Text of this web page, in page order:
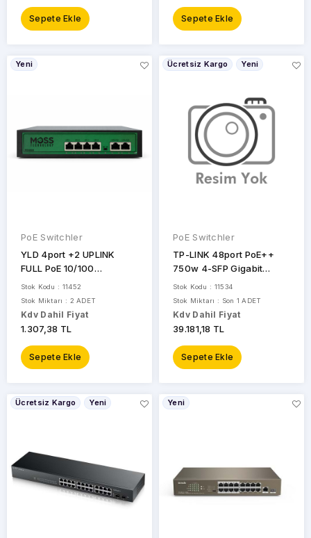
Sepete Ekle Sepete Ekle
Yeni
PoE Switchler
YLD 4port +2 UPLINK
FULL PoE 10/100
Yönetilemez Switch MSS-
0410P
Stok Kodu : 11452
Stok Miktarı : 2 ADET
Kdv Dahil Fiyat
1.307,38 TL
Sepete Ekle
Ücretsiz Kargo Yeni
PoE Switchler
TP-LINK 48port PoE++
750w 4-SFP Gigabit
Yönetilebilir Switch
SG3452XMPP
Stok Kodu : 11534
Stok Miktarı : Son 1 ADET
Kdv Dahil Fiyat
39.181,18 TL
Sepete Ekle
Ücretsiz Kargo Yeni Yeni